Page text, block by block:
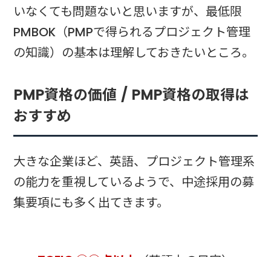
いなくても問題ないと思いますが、最低限
PMBOK（PMPで得られるプロジェクト管理
の知識）の基本は理解しておきたいところ。
PMP資格の価値 / PMP資格の取得は
おすすめ
大きな企業ほど、英語、プロジェクト管理系
の能力を重視しているようで、中途採用の募
集要項にも多く出てきます。